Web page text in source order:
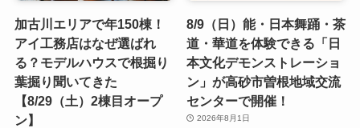
加古川エリアで年150棟！
アイ工務店はなぜ選ばれ
る？モデルハウスで根掘り
葉掘り聞いてきた
【8/29（土）2棟目オープ
ン】
8/9（日）能・日本舞踊・茶
道・華道を体験できる「日
本文化デモンストレーショ
ン」が高砂市曽根地域交流
センターで開催！
2026年8月1日